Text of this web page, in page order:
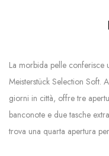
La morbida pelle
Meisterstück Selection Soft.
giorni in città, offre tre
banconote e due tasche
trova una quarta apertura